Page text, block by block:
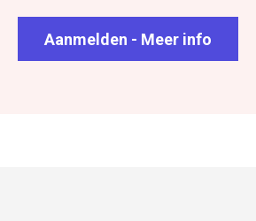
Aanmelden - Meer info